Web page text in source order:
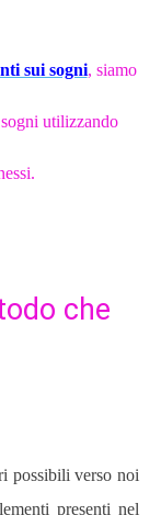
sui sogni, siamo
utilizzando
che
possibili verso noi
presenti nel